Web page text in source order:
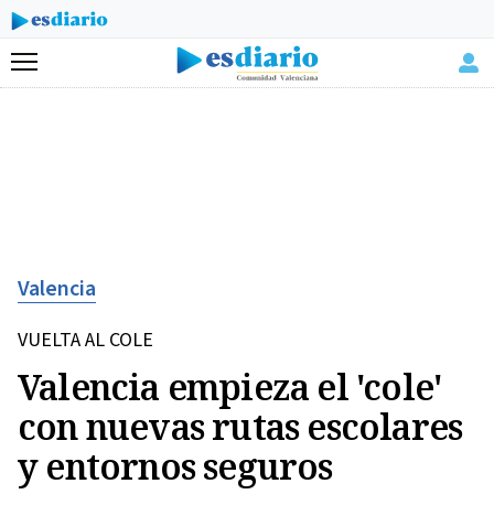
Menú
Valencia
VUELTA AL COLE
Valencia empieza el 'cole'
con nuevas rutas escolares
y entornos seguros